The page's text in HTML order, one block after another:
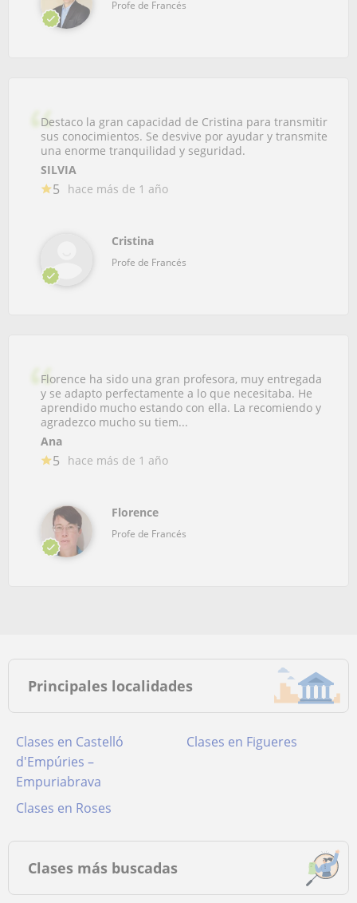
Profe de Francés
Destaco la gran capacidad de Cristina para transmitir
sus conocimientos. Se desvive por ayudar y transmite
una enorme tranquilidad y seguridad.
SILVIA
5 hace más de 1 año
Cristina
Profe de Francés
Florence ha sido una gran profesora, muy entregada
y se adapto perfectamente a lo que necesitaba. He
aprendido mucho estando con ella. La recomiendo y
agradezco mucho su tiem...
Ana
5 hace más de 1 año
Florence
Profe de Francés
Principales localidades
Clases en Castelló
d'Empúries –
Empuriabrava
Clases en Figueres
Clases en Roses
Clases más buscadas